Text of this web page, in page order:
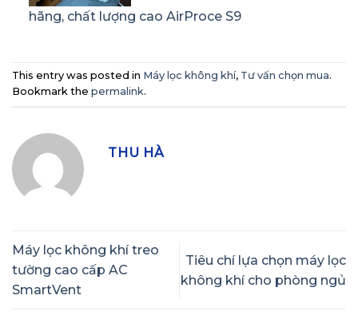
hãng, chất lượng cao AirProce S9
This entry was posted in Máy lọc không khí, Tư vấn chọn mua.
Bookmark the permalink.
THU HÀ
Máy lọc không khí treo
tường cao cấp AC
SmartVent
Tiêu chí lựa chọn máy lọc
không khí cho phòng ngủ